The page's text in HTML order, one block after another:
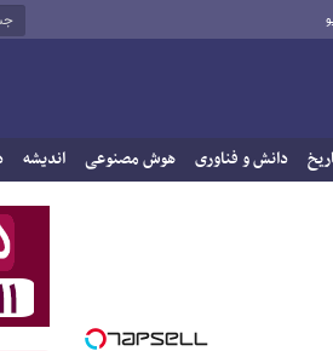
دانش و فناوری هوش مصنوعی اندیشه